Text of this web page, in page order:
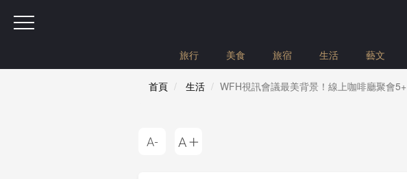
旅行 美食 旅宿 生活 藝文
首頁 生活 WFH視訊會議最美背景！線上咖啡廳聚會5+